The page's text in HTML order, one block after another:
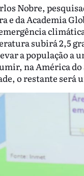
Nobre,
e da Academia
subirá 2,5
a população a
na América
o restante será